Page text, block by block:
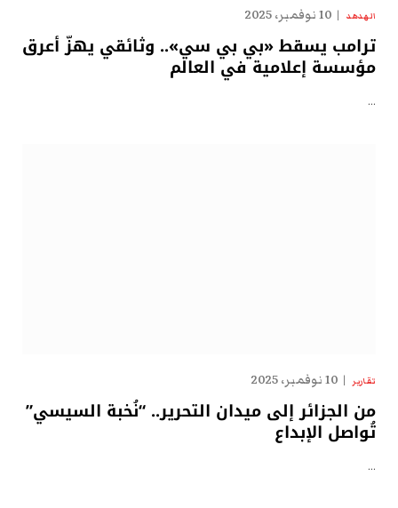
الهدهد 10 نوفمبر، 2025
ترامب يسقط «بي بي سي».. وثائقي يهزّ أعرق
مؤسسة إعلامية في العالم
…
تقارير 10 نوفمبر، 2025
من الجزائر إلى ميدان التحرير.. “نُخبة السيسي”
تُواصل الإبداع
…